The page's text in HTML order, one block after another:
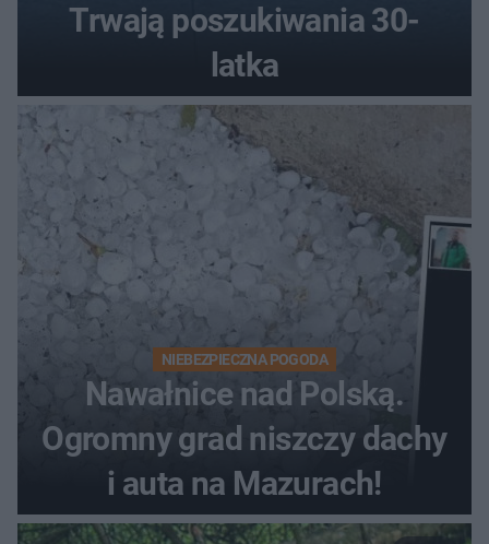
Trwają poszukiwania 30-
latka
NIEBEZPIECZNA POGODA
Nawałnice nad Polską.
Ogromny grad niszczy dachy
i auta na Mazurach!